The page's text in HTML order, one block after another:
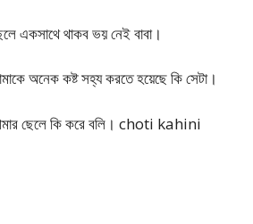
একসাথে থাকব ভয় নেই বাবা।
অনেক কষ্ট সহ্য করতে হয়েছে কি সেটা।
ছেলে কি করে বলি। choti kahini